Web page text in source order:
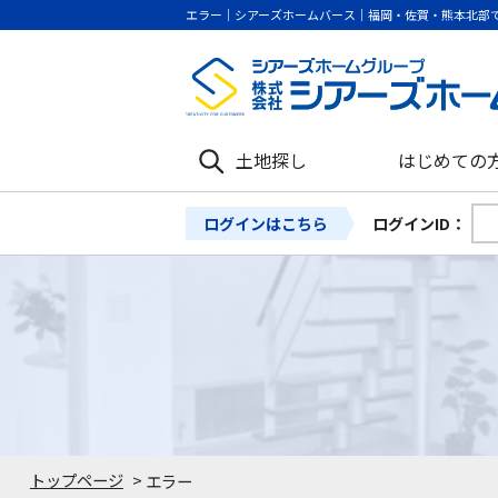
エラー｜シアーズホームバース｜福岡・佐賀・熊本北部
土地探し はじめての
ログインはこちら ログインID：
トップページ > エラー